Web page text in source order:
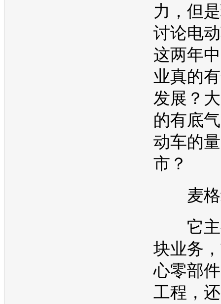
力，但
讨论电
这两年
业真的
发展？
的有底
动车的
市？
麦格
它主
块业务
心零部
工程，